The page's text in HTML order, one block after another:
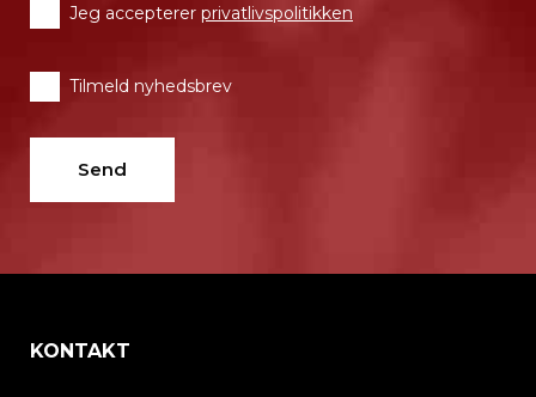
Jeg accepterer privatlivspolitikken
Tilmeld nyhedsbrev
KONTAKT